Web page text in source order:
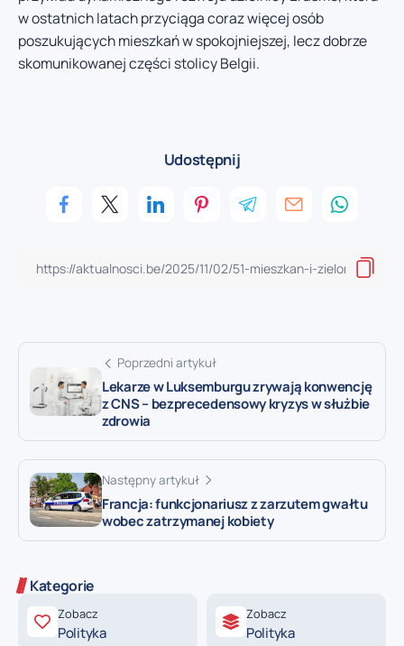
w ostatnich latach przyciąga coraz więcej osób
poszukujących mieszkań w spokojniejszej, lecz dobrze
skomunikowanej części stolicy Belgii.
Udostępnij
Poprzedni artykuł
Lekarze w Luksemburgu zrywają konwencję
z CNS – bezprecedensowy kryzys w służbie
zdrowia
Następny artykuł
Francja: funkcjonariusz z zarzutem gwałtu
wobec zatrzymanej kobiety
Kategorie
Zobacz
Polityka
Zobacz
Polityka